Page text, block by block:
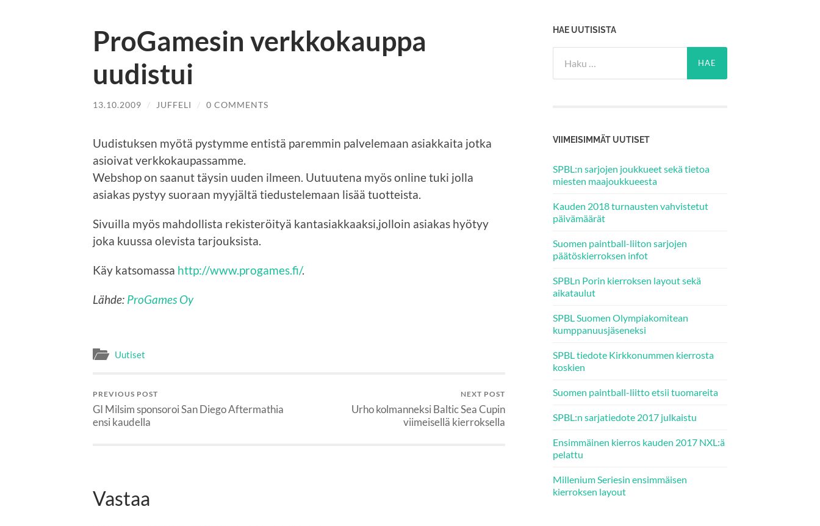
ProGamesin verkkokauppa
uudistui
13.10.2009 / JUFFELI / 0 COMMENTS
Uudistuksen myötä pystymme entistä paremmin palvelemaan asiakkaita jotka
asioivat verkkokaupassamme.
Webshop on saanut täysin uuden ilmeen. Uutuutena myös online tuki jolla
asiakas pystyy suoraan myyjältä tiedustelemaan lisää tuotteista.
Sivuilla myös mahdollista rekisteröityä kantasiakkaaksi,jolloin asiakas hyötyy
joka kuussa olevista tarjouksista.
Käy katsomassa http://www.progames.fi/.
Lähde: ProGames Oy
Uutiset
PREVIOUS POST
GI Milsim sponsoroi San Diego Aftermathia
ensi kaudella
NEXT POST
Urho kolmanneksi Baltic Sea Cupin
viimeisellä kierroksella
Vastaa
HAE UUTISISTA
VIIMEISIMMÄT UUTISET
SPBL:n sarjojen joukkueet sekä tietoa
miesten maajoukkueesta
Kauden 2018 turnausten vahvistetut
päivämäärät
Suomen paintball-liiton sarjojen
päätöskierroksen infot
SPBLn Porin kierroksen layout sekä
aikataulut
SPBL Suomen Olympiakomitean
kumppanuusjäseneksi
SPBL tiedote Kirkkonummen kierrosta
koskien
Suomen paintball-liitto etsii tuomareita
SPBL:n sarjatiedote 2017 julkaistu
Ensimmäinen kierros kauden 2017 NXL:ä
pelattu
Millenium Seriesin ensimmäisen
kierroksen layout